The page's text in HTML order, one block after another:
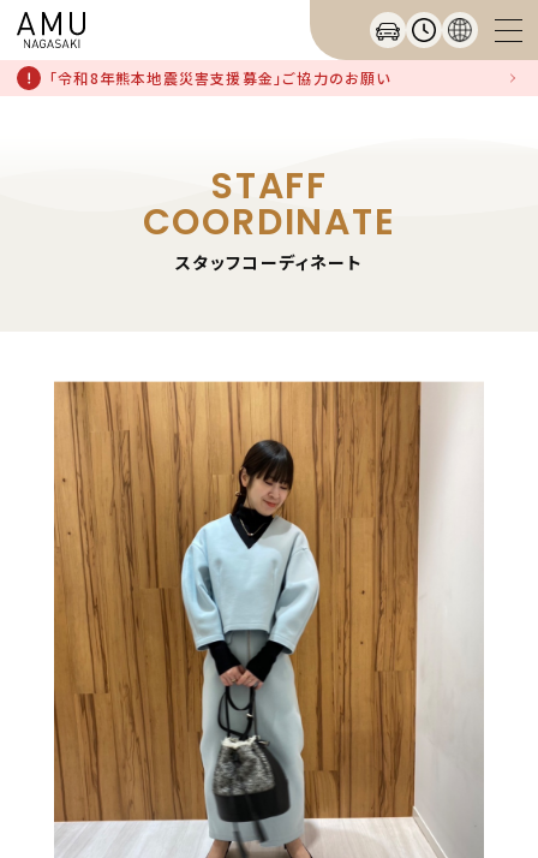
「令和8年熊本地震災害支援募金」ご協力のお願い
STAFF
COORDINATE
スタッフコーディネート